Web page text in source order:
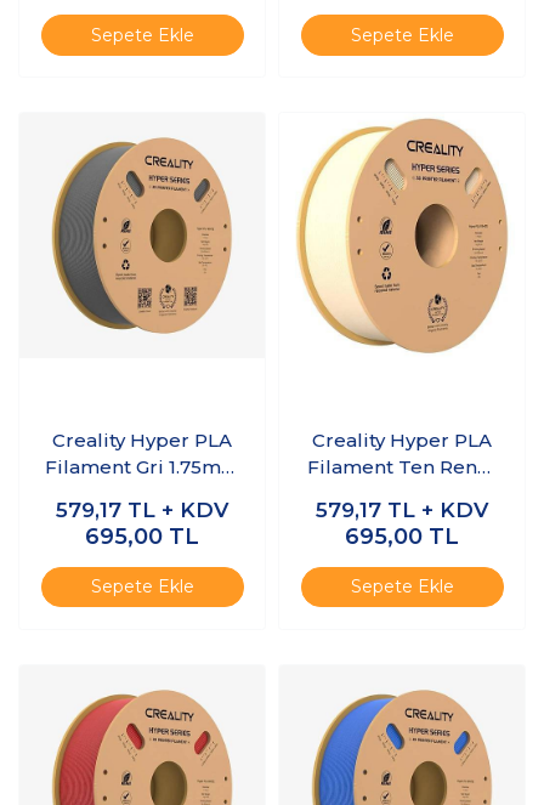
Sepete Ekle Sepete Ekle
Creality Hyper PLA
Filament Gri 1.75mm
579,17 TL + KDV
695,00 TL
Sepete Ekle
Creality Hyper PLA
Filament Ten Rengi
579,17 TL + KDV
695,00 TL
Sepete Ekle